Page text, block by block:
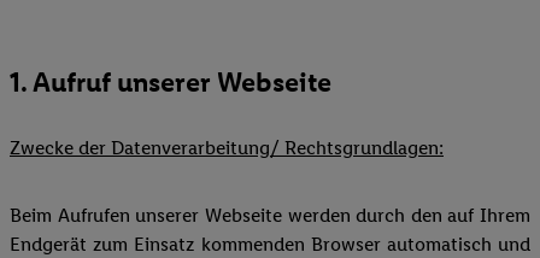
1. Aufruf unserer Webseite
Zwecke der Datenverarbeitung/ Rechtsgrundlagen:
Beim Aufrufen unserer Webseite werden durch den auf Ihrem
Endgerät zum Einsatz kommenden Browser automatisch und